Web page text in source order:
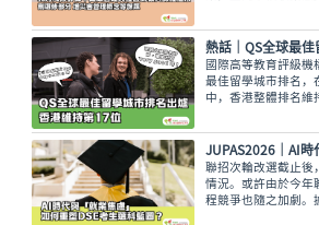
選修單元，刪減基
災害管理概念等課題
2028/29 學年起在中
國際高等教育評級機
最佳留學城市排名，
中，香港整體排名維
聯招次輪改選截止後
情況。或許由於今年
程競爭也隨之加劇。
（Band A）申請的